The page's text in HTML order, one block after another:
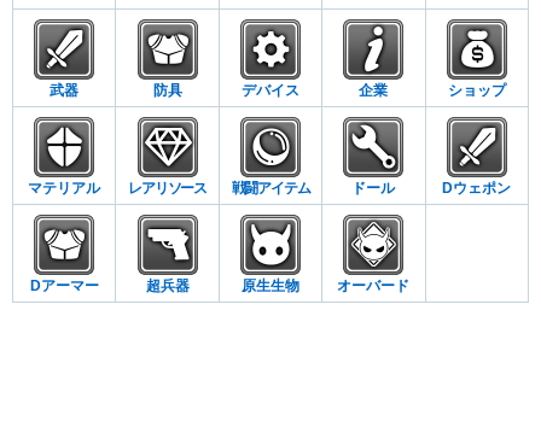
武器 防具 デバイス 企業 ショップ
マテリアル レアリソース 戦闘アイテム ドール Dウェポン
Dアーマー 超兵器 原生生物 オーバード